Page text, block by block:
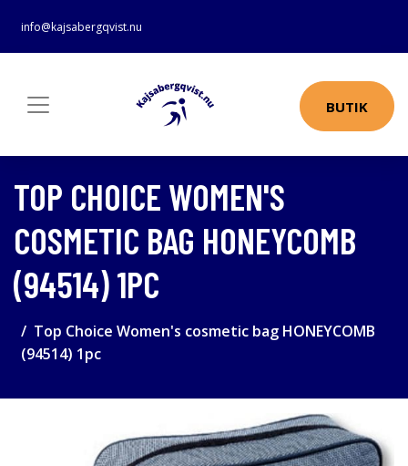
info@kajsabergqvist.nu
BUTIK
TOP CHOICE WOMEN'S
COSMETIC BAG HONEYCOMB
(94514) 1PC
Top Choice Women's cosmetic bag HONEYCOMB
(94514) 1pc